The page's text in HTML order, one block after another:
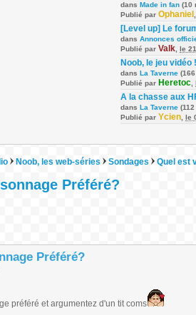
dans Made in fan (10
Publié par Ophaniel
[Level up] Le
dans Annonces
Publié par Valk le
Noob, le jeu vidéo !
dans La Taverne
Publié par Heretoc
A la chasse aux
dans La Taverne
Publié par Ycien le
Noob, les web-séries Sondages Quel est
Préféré?
Préféré?
préféré et argumentez d'un tit coms